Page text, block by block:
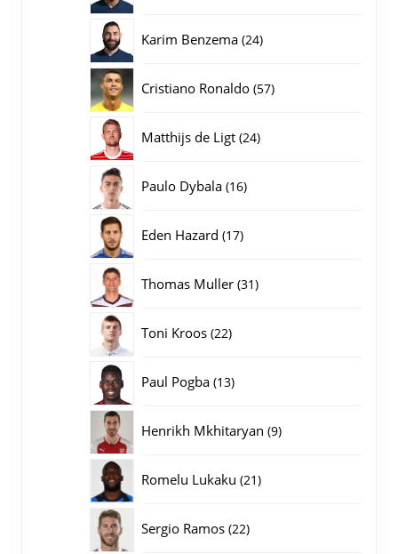
Karim Benzema 2424
Cristiano Ronaldo 5757
Matthijs de Ligt 2424
Paulo Dybala 1616
Eden Hazard 1717
Thomas Muller 3131
Toni Kroos 2222
Paul Pogba 1313
Henrikh Mkhitaryan 99
Romelu Lukaku 2121
Sergio Ramos 2222